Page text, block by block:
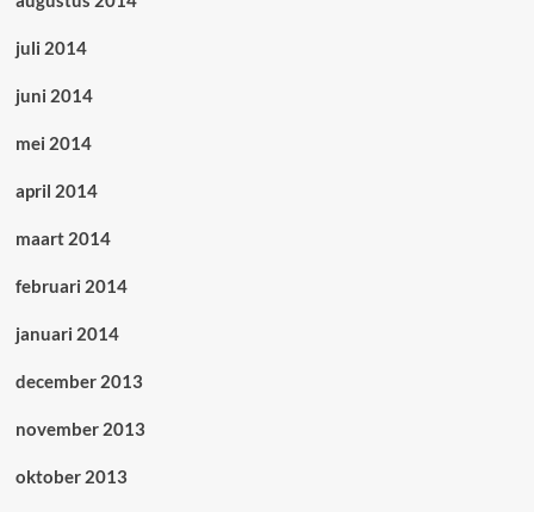
juli 2014
juni 2014
mei 2014
april 2014
maart 2014
februari 2014
januari 2014
december 2013
november 2013
oktober 2013